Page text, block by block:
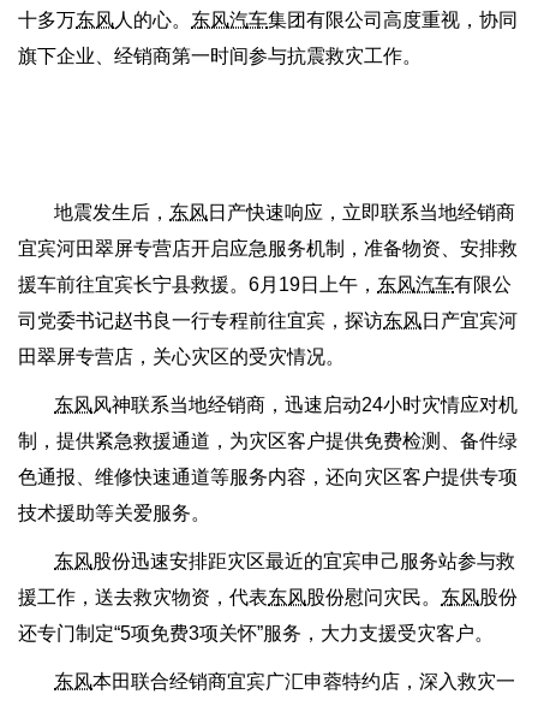
十多万东风人的心。 东风汽车集团有限公司高度重视，协同
旗下企业、经销商第一时间参与抗震救灾工作。
地震发生后， 东风日产快速响应，立即联系当地经销商
宜宾河田翠屏专营店开启应急服务机制，准备物资、安排救
援车前往宜宾长宁县救援。6月19日上午， 东风汽车有限公
司党委书记赵书良一行专程前往宜宾，探访东风日产宜宾河
田翠屏专营店，关心灾区的受灾情况。
东风风神联系当地经销商，迅速启动24小时灾情应对机
制，提供紧急救援通道，为灾区客户提供免费检测、备件绿
色通报、维修快速通道等服务内容，还向灾区客户提供专项
技术援助等关爱服务。
东风股份迅速安排距灾区最近的宜宾申己服务站参与救
援工作，送去救灾物资，代表东风股份慰问灾民。 东风股份
还专门制定“5项免费3项关怀”服务，大力支援受灾客户。
东风本田联合经销商宜宾广汇申蓉特约店，深入救灾一